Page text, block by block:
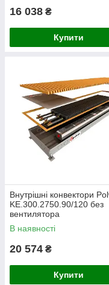
16 038 ₴
Купити
Внутрішні конвектори
KE.300.2750.90/120 без
вентилятора
В наявності
20 574 ₴
Купити